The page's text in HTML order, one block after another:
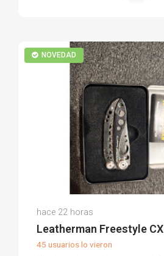
NOVEDAD
Luis S.
hace 22 horas
Leatherman Freestyle CX
45 usuarios lo vieron